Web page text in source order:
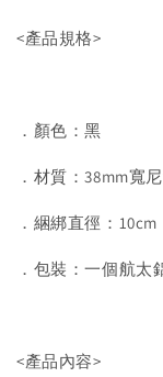
<產品規格>
．顏色：黑
．材質：38mm寬
．綑綁直徑：10cm
．包裝：一個航
<產品內容>